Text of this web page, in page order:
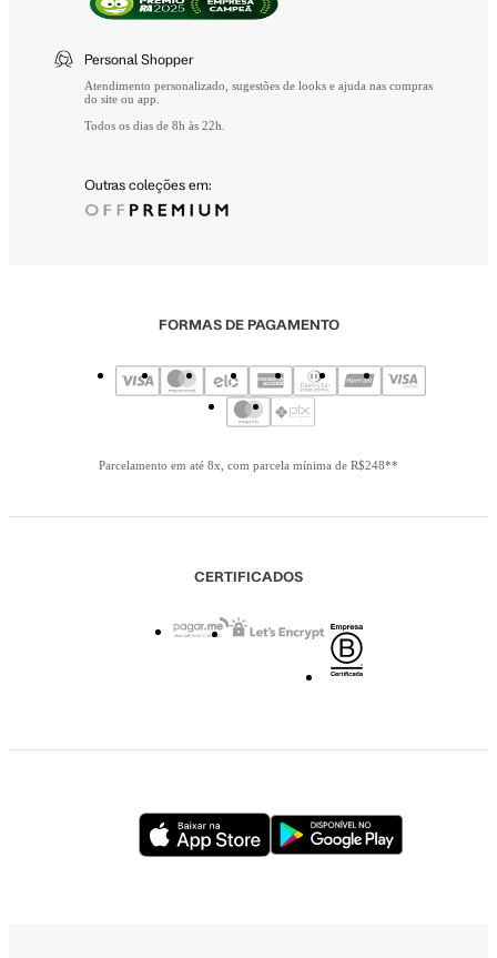
Personal Shopper
Atendimento personalizado, sugestões de looks e ajuda nas compras
do site ou app.
Todos os dias de 8h às 22h.
Outras coleções em:
FORMAS DE PAGAMENTO
Parcelamento em até 8x, com parcela mínima de R$248**
CERTIFICADOS